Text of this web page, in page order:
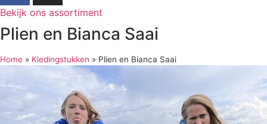
Bekijk ons assortiment
Plien en Bianca Saai
Home » Kledingstukken » Plien en Bianca Saai